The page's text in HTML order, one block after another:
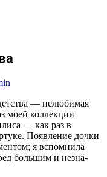
— не­любимая
моей коллекции
— как раз в
Появление дочки
я вспомнила
большим и незна­